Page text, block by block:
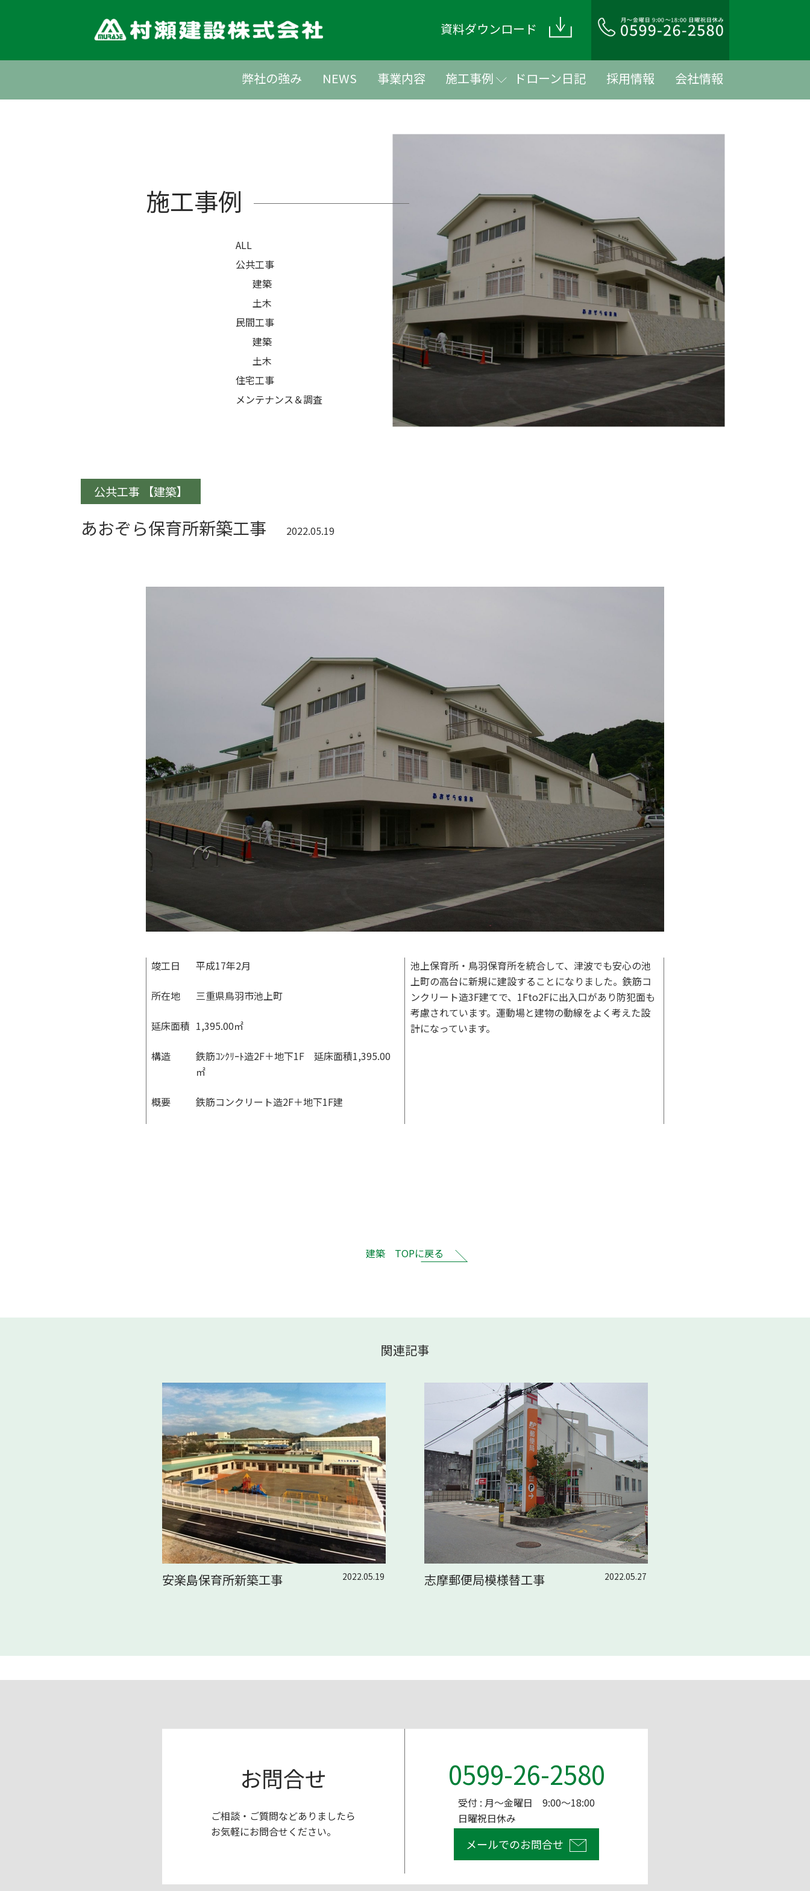
資料ダウンロード
弊社の強み NEWS 事業内容 施工事例 ドローン日記 採用情報 会社情報
施工事例
ALL
公共工事
建築
土木
民間工事
建築
土木
住宅工事
メンテナンス＆調査
公共工事 建築
あおぞら保育所新築工事 2022.05.19
竣工日 平成17年2月
所在地 三重県鳥羽市池上町
延床面積 1,395.00㎡
構造
鉄筋ｺﾝｸﾘｰﾄ造2F＋地下1F 延床面積1,395.00
㎡
概要 鉄筋コンクリート造2F＋地下1F建
池上保育所・鳥羽保育所を統合して、津波でも安心の池
上町の高台に新規に建設することになりました。鉄筋コ
ンクリート造3F建てで、1Fto2Fに出入口があり防犯面も
考慮されています。運動場と建物の動線をよく考えた設
計になっています。
建築 TOPに戻る
関連記事
安楽島保育所新築工事 2022.05.19 志摩郵便局模様替工事 2022.05.27
お問合せ
ご相談・ご質問などありましたら
お気軽にお問合せください。
0599-26-2580
受付 : 月～金曜日 9:00～18:00
日曜祝日休み
メールでのお問合せ